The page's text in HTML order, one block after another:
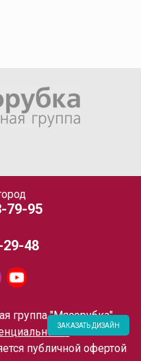
79-95
29-48
группа "Мясорубка"
публичной офертой
ЗАКАЗАТЬ ДИЗАЙН